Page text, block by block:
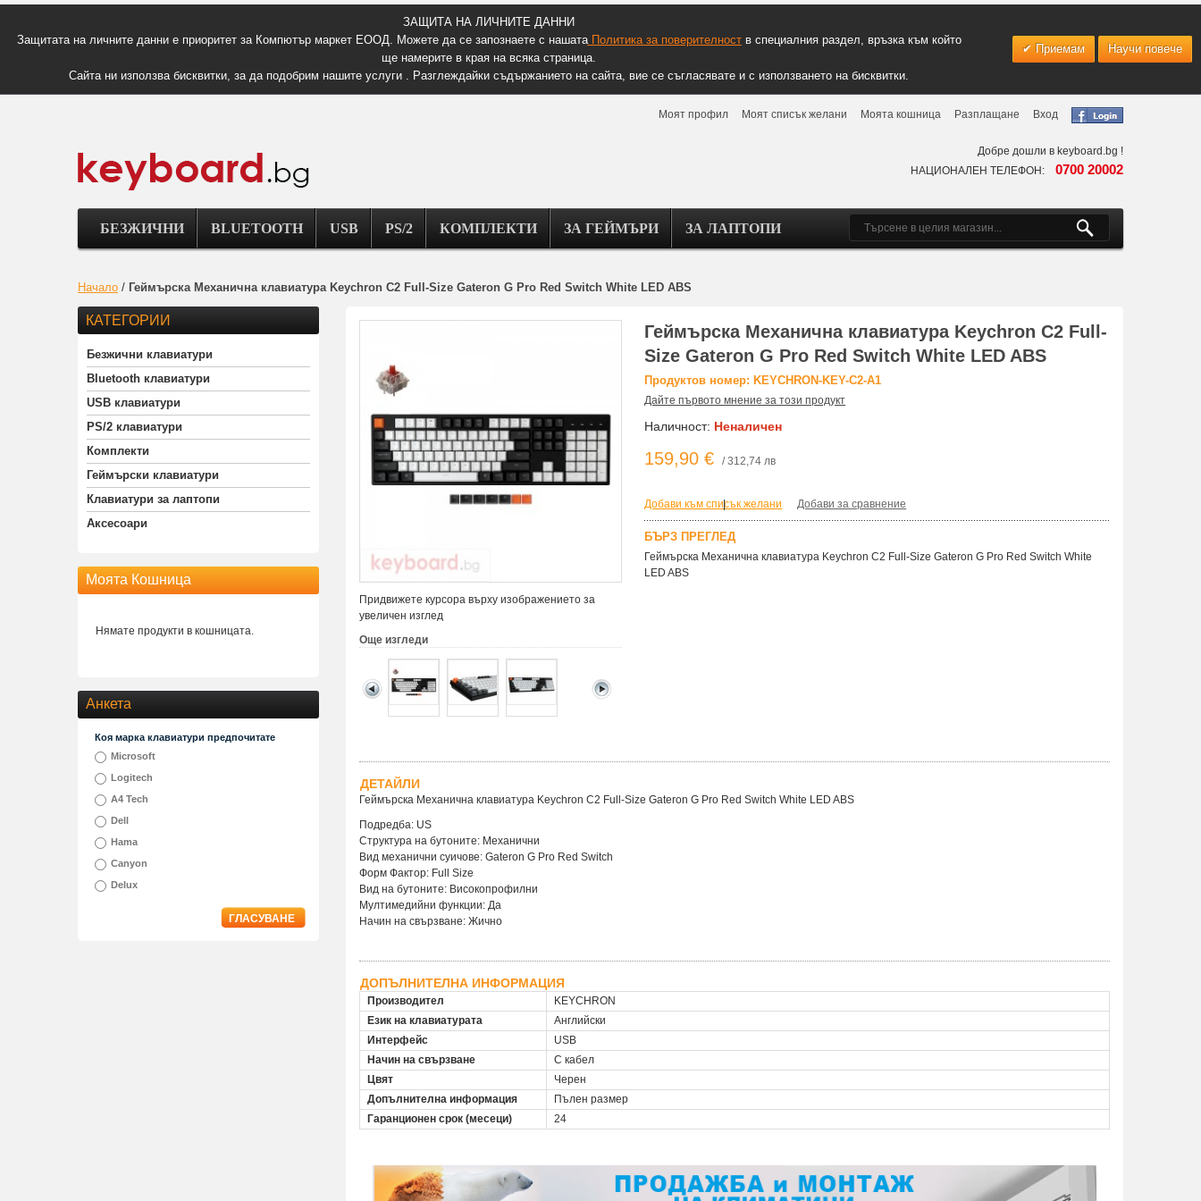
ЗАЩИТА НА ЛИЧНИТЕ ДАННИ
Защитата на личните данни е приоритет за Компютър маркет ЕООД. Можете да се запознаете с нашатаПолитика за поверителноств специалния раздел, връзка към който
ще намерите в края на всяка страница.
Сайта ни използва бисквитки, за да подобрим нашите услуги . Разглеждайки съдържанието на сайта, вие се съгласявате и с използването на бисквитки.
Приемам Научи повече
Моят профил Моят списък желани Моята кошница Разплащане Вход
Добре дошли в keyboard.bg !
НАЦИОНАЛЕН ТЕЛЕФОН: 0700 20002
БЕЗЖИЧНИ BLUETOOTH USB PS/2 КОМПЛЕКТИ ЗА ГЕЙМЪРИ ЗА ЛАПТОПИ
Начало / Геймърска Механична клавиатура Keychron C2 Full-Size Gateron G Pro Red Switch White LED ABS
Придвижете курсора върху изображението за
увеличен изглед
Още изгледи
Геймърска Механична клавиатура Keychron C2 Full-
Size Gateron G Pro Red Switch White LED ABS
Продуктов номер: KEYCHRON-KEY-C2-A1
Дайте първото мнение за този продукт
Наличност: Неналичен
159,90 € / 312,74 лв
Добави към списък желани
| Добави за сравнение
БЪРЗ ПРЕГЛЕД
Геймърска Механична клавиатура Keychron C2 Full-Size Gateron G Pro Red Switch White
LED ABS
ДЕТАЙЛИ
Геймърска Механична клавиатура Keychron C2 Full-Size Gateron G Pro Red Switch White LED ABS
Подредба: US
Структура на бутоните: Механични
Вид механични суичове: Gateron G Pro Red Switch
Форм Фактор: Full Size
Вид на бутоните: Високопрофилни
Мултимедийни функции: Да
Начин на свързване: Жично
ДОПЪЛНИТЕЛНА ИНФОРМАЦИЯ
Производител
KEYCHRON
Език на клавиатурата
Английски
Интерфейс
USB
Начин на свързване
С кабел
Цвят
Черен
Допълнителна информация
Пълен размер
Гаранционен срок (месеци)
24
КАТЕГОРИИ
Безжични клавиатури
Bluetooth клавиатури
USB клавиатури
PS/2 клавиатури
Комплекти
Геймърски клавиатури
Клавиатури за лаптопи
Аксесоари
Моята Кошница
Нямате продукти в кошницата.
Анкета
Коя марка клавиатури предпочитате
Microsoft
Logitech
A4 Tech
Dell
Hama
Canyon
Delux
ГЛАСУВАНЕ